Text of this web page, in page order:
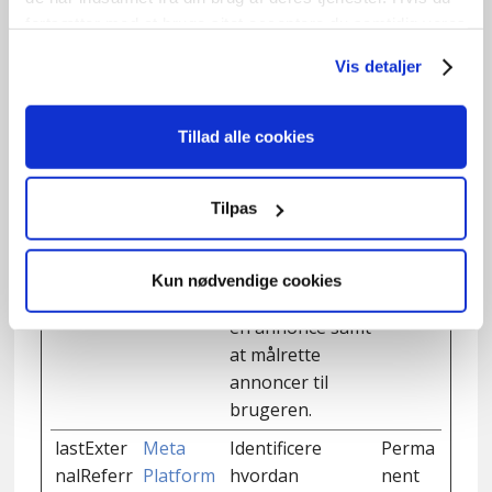
Vis detaljer
Tillad alle cookies
Tilpas
Kun nødvendige cookies
registrere og
hjemmesidebrug
erens handlinger
efter at have set
eller klikket på
annoncørens
annoncer.
Formålet er at
en annonce samt
at målrette
annoncer til
brugeren.
lastExter
nalReferr
Meta
Platform
Identificere
hvordan
Perma
nent